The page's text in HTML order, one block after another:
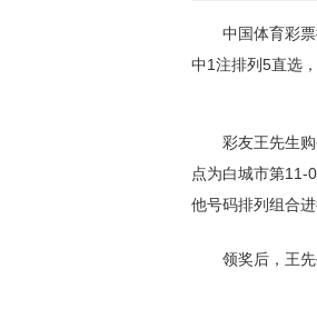
中国体育彩票
中1注排列5直选
彩友王先生购
点为白城市第11-
他号码排列组合
领奖后，王先